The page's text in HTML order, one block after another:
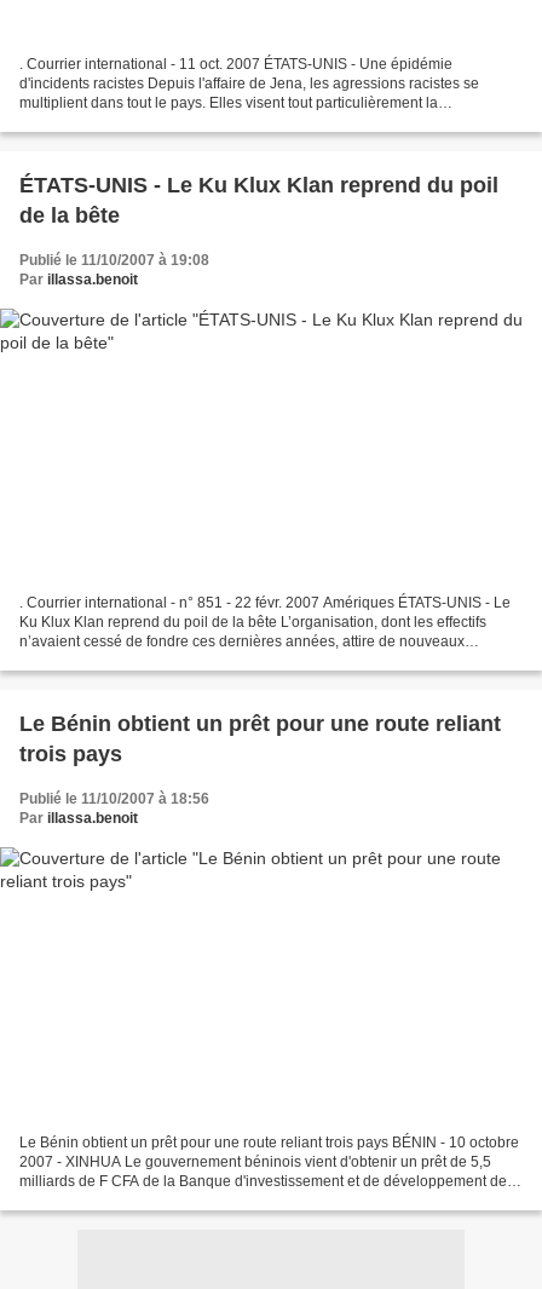
. Courrier international - 11 oct. 2007 ÉTATS-UNIS - Une épidémie
d'incidents racistes Depuis l'affaire de Jena, les agressions racistes se
multiplient dans tout le pays. Elles visent tout particulièrement la
ÉTATS-UNIS - Le Ku Klux Klan reprend du poil
de la bête
Publié le 11/10/2007 à 19:08
Par illassa.benoit
. Courrier international - n° 851 - 22 févr. 2007 Amériques ÉTATS-UNIS - Le
Ku Klux Klan reprend du poil de la bête L’organisation, dont les effectifs
n’avaient cessé de fondre ces dernières années, attire de nouveaux
Le Bénin obtient un prêt pour une route reliant
trois pays
Publié le 11/10/2007 à 18:56
Par illassa.benoit
Le Bénin obtient un prêt pour une route reliant trois pays BÉNIN - 10 octobre
2007 - XINHUA Le gouvernement béninois vient d'obtenir un prêt de 5,5
milliards de F CFA de la Banque d'investissement et de développement de la